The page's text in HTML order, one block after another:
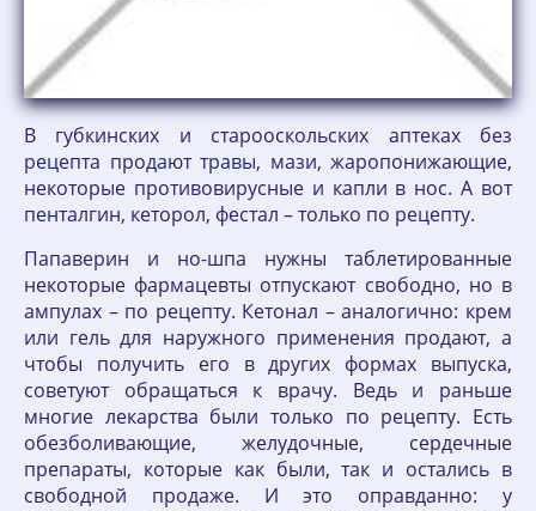
В губкинских и старооскольских аптеках без
рецепта продают травы, мази, жаропонижающие,
некоторые противовирусные и капли в нос. А вот
пенталгин, кеторол, фестал – только по рецепту.
Папаверин и но-шпа нужны таблетированные
некоторые фармацевты отпускают свободно, но в
ампулах – по рецепту. Кетонал – аналогично: крем
или гель для наружного применения продают, а
чтобы получить его в других формах выпуска,
советуют обращаться к врачу. Ведь и раньше
многие лекарства были только по рецепту. Есть
обезболивающие, желудочные, сердечные
препараты, которые как были, так и остались в
свободной продаже. И это оправданно: у